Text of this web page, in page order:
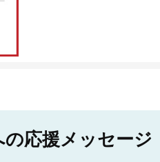
の応援メッセージ